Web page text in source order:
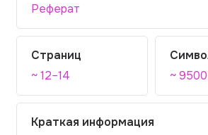
Реферат
Страниц
~ 12–14
~
Краткая информация